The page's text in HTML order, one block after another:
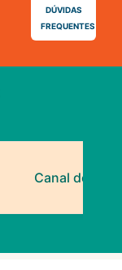
DÚVIDAS
FREQUENTES
Canal do